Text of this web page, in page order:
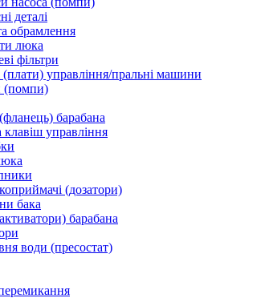
деталі
обрамлення
люка
фільтри
управління/пральні машини
(помпи)
барабана
управління
(дозатори)
бака
барабана
води (пресостат)